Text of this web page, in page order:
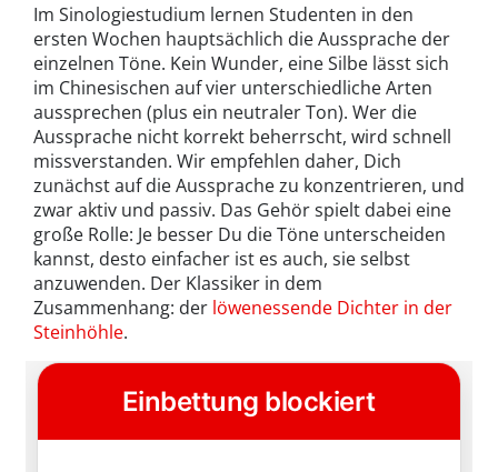
Im Sinologiestudium lernen Studenten in den
ersten Wochen hauptsächlich die Aussprache der
einzelnen Töne. Kein Wunder, eine Silbe lässt sich
im Chinesischen auf vier unterschiedliche Arten
aussprechen (plus ein neutraler Ton). Wer die
Aussprache nicht korrekt beherrscht, wird schnell
missverstanden. Wir empfehlen daher, Dich
zunächst auf die Aussprache zu konzentrieren, und
zwar aktiv und passiv. Das Gehör spielt dabei eine
große Rolle: Je besser Du die Töne unterscheiden
kannst, desto einfacher ist es auch, sie selbst
anzuwenden. Der Klassiker in dem
Zusammenhang: der löwenessende Dichter in der
Steinhöhle.